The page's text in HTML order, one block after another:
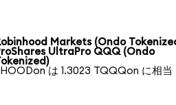
Markets (Ondo
UltraPro QQQ (Ondo
HOODon は 1.3023 TQQQon に相当